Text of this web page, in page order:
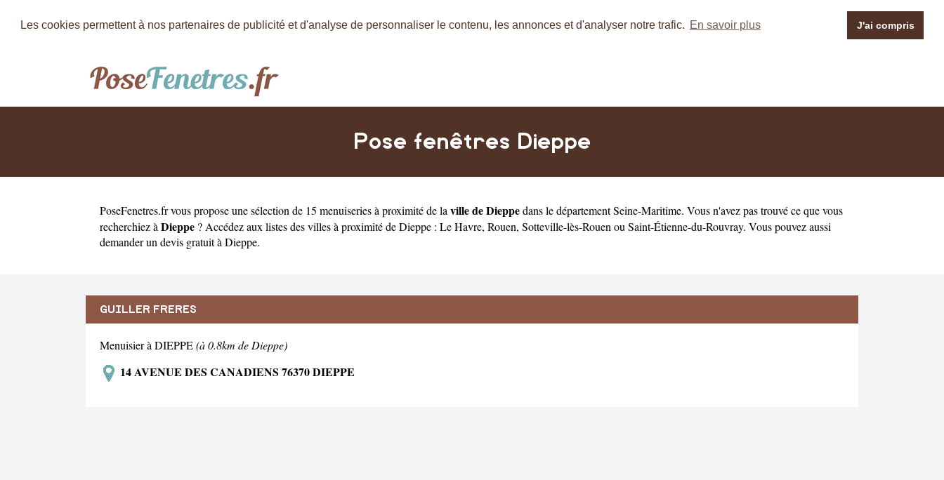
Les cookies permettent à nos partenaires de publicité et d'analyse de personnaliser le contenu, les annonces et d'analyser notre trafic. En savoir plus J'ai compris
Pose fenêtres Dieppe
PoseFenetres.frvous propose une sélection de 15 menuiseries à proximité de la ville de Dieppedans le départementSeine-Maritime. Vous n'avez pas trouvé ce que vous
recherchiez à Dieppe ? Accédez aux listes des villes à proximité de Dieppe : Le Havre, Rouen, Sotteville-lès-Rouen ou Saint-Étienne-du-Rouvray. Vous pouvez aussi
demander un devis gratuit à Dieppe.
GUILLER FRERES
Menuisier à DIEPPE(à 0.8km de Dieppe)
14 AVENUE DES CANADIENS 76370 DIEPPE